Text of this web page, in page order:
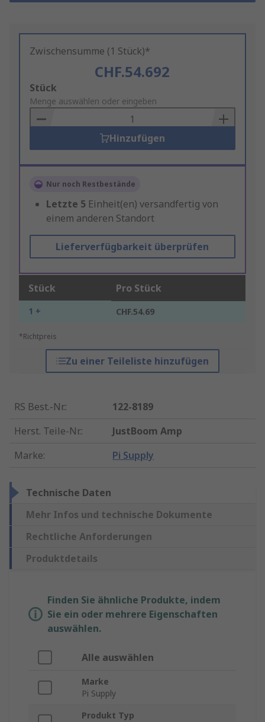
Zwischensumme (1 Stück)*
CHF.54.692
Add
to
Basket
Stück
Menge auswählen oder eingeben
Hinzufügen
Nur noch Restbestände
Letzte 5 Einheit(en) versandfertig von
einem anderen Standort
Lieferverfügbarkeit überprüfen
Stück Pro Stück
1 + CHF.54.69
*Richtpreis
Zu einer Teileliste hinzufügen
RS Best.-Nr.:
122-8189
Herst. Teile-Nr.:
JustBoom Amp
Marke: Pi Supply
Technische Daten
Mehr Infos und technische Dokumente
Rechtliche Anforderungen
Produktdetails
Finden Sie ähnliche Produkte, indem
Sie ein oder mehrere Eigenschaften
auswählen.
Alle auswählen
Marke
Pi Supply
Produkt Typ